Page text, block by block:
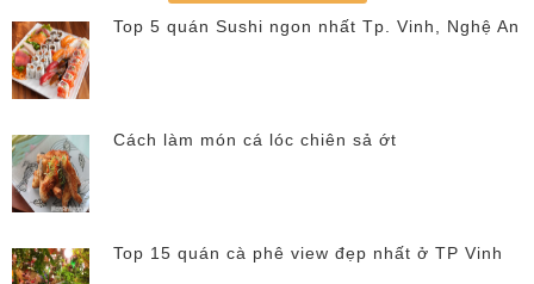
Top 5 quán Sushi ngon nhất Tp. Vinh, Nghệ An
Cách làm món cá lóc chiên sả ớt
Top 15 quán cà phê view đẹp nhất ở TP Vinh